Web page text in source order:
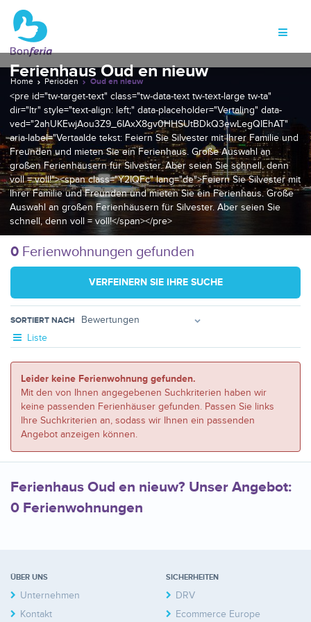
Home Perioden Oud en nieuw
Ferienhaus Oud en nieuw
<pre id="tw-target-text" class="tw-data-text tw-text-large tw-ta"
dir="ltr" style="text-align: left;" data-placeholder="Vertaling" data-
ved="2ahUKEwjAou3Z9_6IAxX8gv0HHSUtBDkQ3ewLegQIEhAT"
aria-label="Vertaalde tekst: Feiern Sie Silvester mit Ihrer Familie und
Freunden und mieten Sie ein Ferienhaus. Große Auswahl an
großen Ferienhäusern für Silvester. Aber seien Sie schnell, denn
voll = voll!"><span class="Y2IQFc" lang="de">Feiern Sie Silvester mit
Ihrer Familie und Freunden und mieten Sie ein Ferienhaus. Große
Auswahl an großen Ferienhäusern für Silvester. Aber seien Sie
schnell, denn voll = voll!</span></pre>
0 Ferienwohnungen gefunden
VERFEINERN SIE IHRE SUCHE
SORTIERT NACH
Liste
Leider keine Ferienwohnung gefunden.
Mit den von Ihnen angegebenen Suchkriterien haben wir
keine passenden Ferienhäuser gefunden. Passen Sie links
Ihre Suchkriterien an, sodass wir Ihnen ein passenden
Angebot anzeigen können.
Ferienhaus Oud en nieuw? Unser Angebot:
0 Ferienwohnungen
ÜBER UNS
Unternehmen
Kontakt
SICHERHEITEN
DRV
Ecommerce Europe